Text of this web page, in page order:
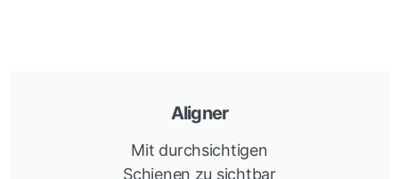
Aligner
Mit durchsichtigen
Schienen zu sichtbar